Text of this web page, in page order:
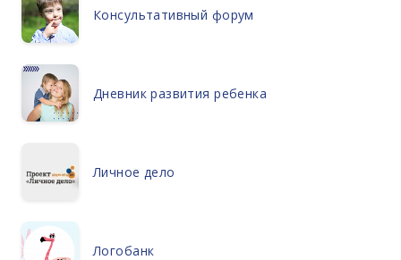
Консультативный форум
Дневник развития ребенка
Личное дело
Логобанк